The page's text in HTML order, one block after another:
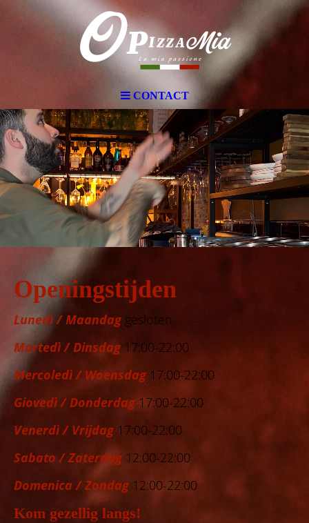
CONTACT
Openingstijden
Lunedì / Maandaggesloten
Martedì / Dinsdag 17:00-22:00
Mercoledì / Woensdag17:00-22:00
Giovedì / Donderdag 17:00-22:00
Venerdì / Vrijdag 17:00-22:00
Sabato / Zaterdag 12:00-22:00
Domenica / Zondag12:00-22:00
Kom gezellig langs!